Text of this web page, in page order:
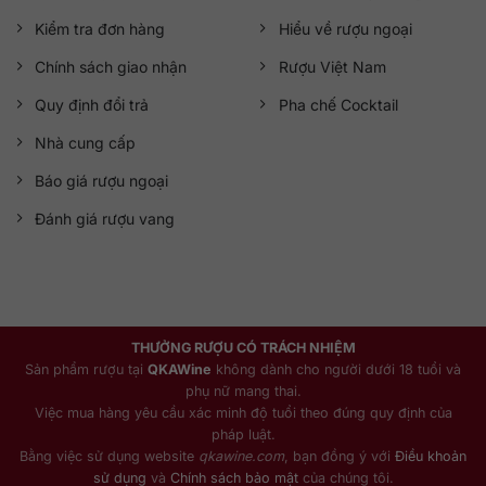
Kiểm tra đơn hàng
Chính sách giao nhận
Quy định đổi trả
Nhà cung cấp
Báo giá rượu ngoại
Đánh giá rượu vang
Hiểu về rượu ngoại
Rượu Việt Nam
Pha chế Cocktail
THƯỞNG RƯỢU CÓ TRÁCH NHIỆM
Sản phẩm rượu tại QKAWine không dành cho người dưới 18 tuổi và
phụ nữ mang thai.
Việc mua hàng yêu cầu xác minh độ tuổi theo đúng quy định của
pháp luật.
Bằng việc sử dụng website qkawine.com , bạn đồng ý với Điều khoản
sử dụng và Chính sách bảo mậtcủa chúng tôi.